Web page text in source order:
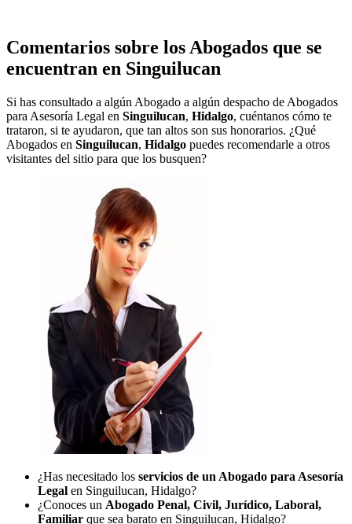
Comentarios sobre los Abogados que se
encuentran en Singuilucan
Si has consultado a algún Abogado a algún despacho de Abogados
para Asesoría Legal en Singuilucan, Hidalgo, cuéntanos cómo te
trataron, si te ayudaron, que tan altos son sus honorarios. ¿Qué
Abogados en Singuilucan, Hidalgo puedes recomendarle a otros
visitantes del sitio para que los busquen?
¿Has necesitado los servicios de un Abogado para Asesoría
Legal en Singuilucan, Hidalgo?
¿Conoces un Abogado Penal, Civil, Jurídico, Laboral,
Familiar que sea barato en Singuilucan, Hidalgo?